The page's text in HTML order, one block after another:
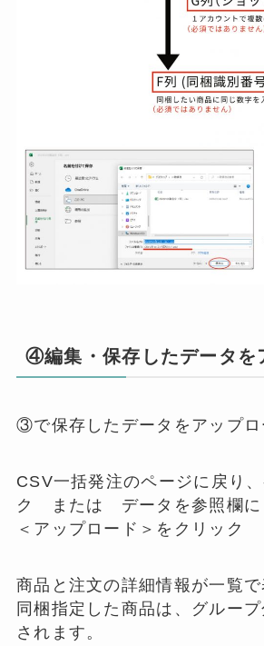
④編集・保存したデータを
③で保存したデータをアップロ
CSV一括発注のページに戻り
ク または データを参照欄に
＜アップロード＞をクリック
商品と注文の詳細情報が一覧で
同梱指定した商品は、グルー
されます。